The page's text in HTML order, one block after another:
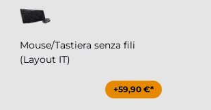
Mouse/Tastiera senza fili
(Layout IT)
+59,90 €*